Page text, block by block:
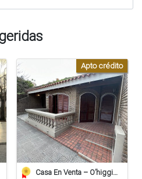
Casa En Venta – O’higgins 739, Barrio Alberdi, Rafaela
Apto crédito